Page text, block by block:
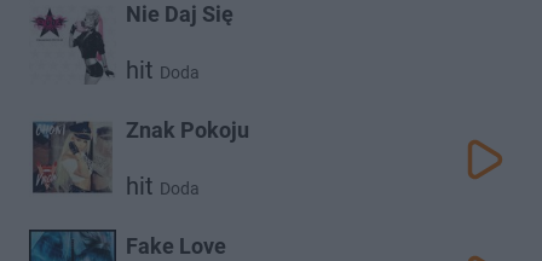
Nie Daj Się
hit Doda
Znak Pokoju
hit Doda
Fake Love